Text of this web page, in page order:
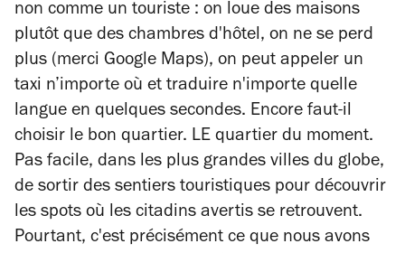
non comme un touriste : on loue des maisons
plutôt que des chambres d'hôtel, on ne se perd
plus (merci Google Maps), on peut appeler un
taxi n’importe où et traduire n'importe quelle
langue en quelques secondes. Encore faut-il
choisir le bon quartier. LE quartier du moment.
Pas facile, dans les plus grandes villes du globe,
de sortir des sentiers touristiques pour découvrir
les spots où les citadins avertis se retrouvent.
Pourtant, c'est précisément ce que nous avons